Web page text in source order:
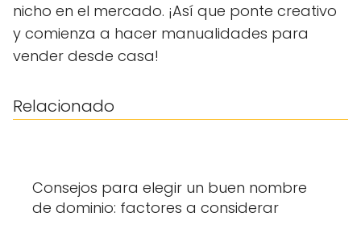
nicho en el mercado. ¡Así que ponte creativo
y comienza a hacer manualidades para
vender desde casa!
Relacionado
Consejos para elegir un buen nombre
de dominio: factores a considerar